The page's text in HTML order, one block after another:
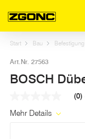
Start Bau Befestigung
Art.Nr. 27563
BOSCH
Link
(0)
Mehr Details